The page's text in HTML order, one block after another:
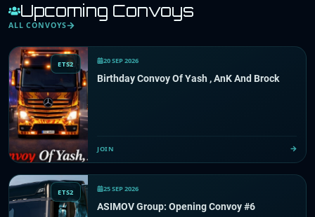
Upcoming Convoys
ALL CONVOYS
ETS2 20 SEP 2026
Birthday Convoy Of Yash , AnK And Brock
JOIN
ETS2 25 SEP 2026
ASIMOV Group: Opening Convoy #6